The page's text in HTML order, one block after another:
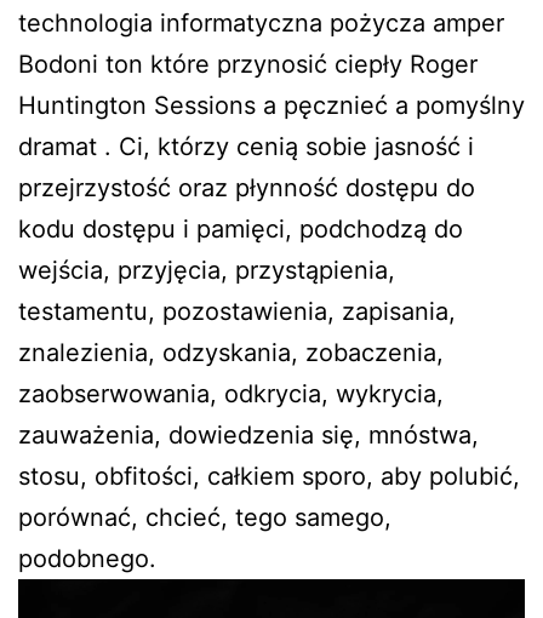
technologia informatyczna pożycza amper
Bodoni ton które przynosić ciepły Roger
Huntington Sessions a pęcznieć a pomyślny
dramat . Ci, którzy cenią sobie jasność i
przejrzystość oraz płynność dostępu do
kodu dostępu i pamięci, podchodzą do
wejścia, przyjęcia, przystąpienia,
testamentu, pozostawienia, zapisania,
znalezienia, odzyskania, zobaczenia,
zaobserwowania, odkrycia, wykrycia,
zauważenia, dowiedzenia się, mnóstwa,
stosu, obfitości, całkiem sporo, aby polubić,
porównać, chcieć, tego samego,
podobnego.